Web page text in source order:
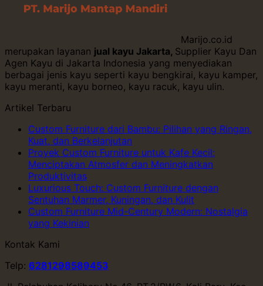
Marijo.co.id
merupakan layanan jual kayu Jakarta, Supplier Kayu Dan
Agen Kayu di Jakarta Indonesia yang menyediakan
berbagai jenis kayu seperti kayu bengkirai, kayu kamper,
kayu meranti, kayu borneo, kayu racuk, kayu ulin.
Artikel Terbaru
Custom Furniture dari Bambu: Pilihan yang Ringan,
Kuat, dan Berkelanjutan
Proyek Custom Furniture untuk Kafe Kecil:
Menciptakan Atmosfer dan Meningkatkan
Produktivitas
Luxurious Touch: Custom Furniture dengan
Sentuhan Marmer, Kuningan, dan Kulit
Custom Furniture Mid-Century Modern: Nostalgia
yang Kekinian
Kontak Kami
Telp: 6281298589453